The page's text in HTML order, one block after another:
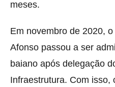
meses.
Em novembro de 2020,
Afonso passou a ser
baiano após delegação
Infraestrutura. Com isso,